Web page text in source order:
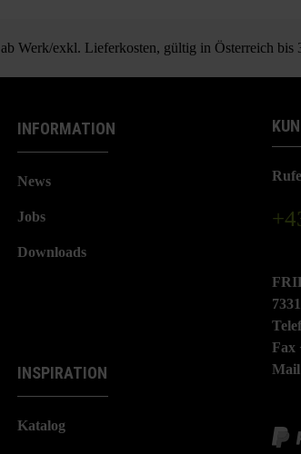
Werk/exkl. Lieferkosten, gültig in Österreich bis
INFORMATION
News
Jobs
Downloads
INSPIRATION
Katalog
Fax